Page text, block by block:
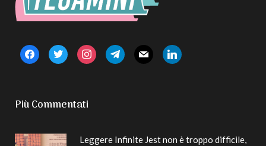
facebooktwitter instagramtelegrammail linkedin
Più Commentati
Leggere Infinite Jest non è troppo difficile,